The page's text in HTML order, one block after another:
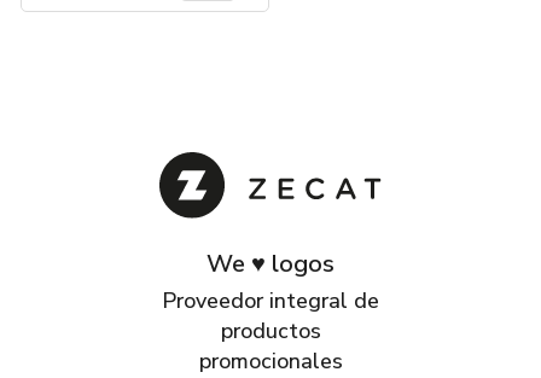
We ♥ logos
Proveedor integral de
productos
promocionales